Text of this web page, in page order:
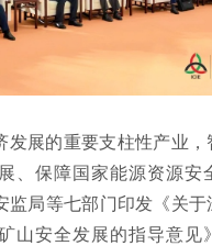
发展的重要支柱性产业，
、保障国家能源资源安
监局等七部门印发《关于
山安全发展的指导意见